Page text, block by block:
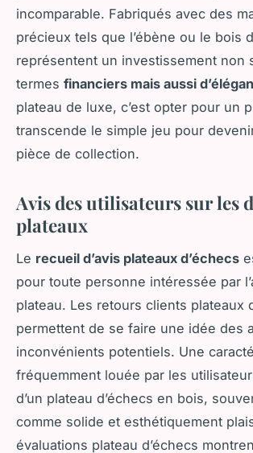
incomparable. Fabriqués avec des
précieux tels que l’ébène ou le bois
représentent un investissement non
termes financiers mais aussi
plateau de luxe, c’est opter pour un
transcende le simple jeu pour
pièce de collection.
Avis des utilisateurs sur les
plateaux
Le recueil d’avis plateaux d’échecs
pour toute personne intéressée par
plateau. Les retours clients plateaux
permettent de se faire une idée des
inconvénients potentiels. Une
fréquemment louée par les
d’un plateau d’échecs en bois,
comme solide et esthétiquement
évaluations plateau d’échecs